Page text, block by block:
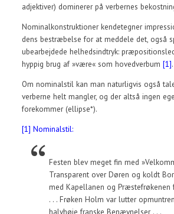
adjektiver) dominerer på verbernes
Nominalkonstruktioner kendetegner
dens bestræbelse for at meddele det, også
ubearbejdede helhedsindtryk:
hyppig brug af »være« som hovedverbum[1].
Om nominalstil kan man naturligvis også
verberne helt mangler, og der altså ingen
forekommer (ellipse*).
[1] Nominalstil:
Festen blev meget fin med
Transparent over Døren og koldt
med Kapellanen og Præstefrøkenen
. . . Frøken Holm var lutter
halvhøje franske Benævnelser . . .